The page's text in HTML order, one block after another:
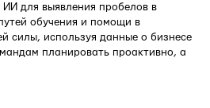
для выявления пробелов в
обучения и помощи в
силы, используя данные о бизнесе
планировать проактивно, а